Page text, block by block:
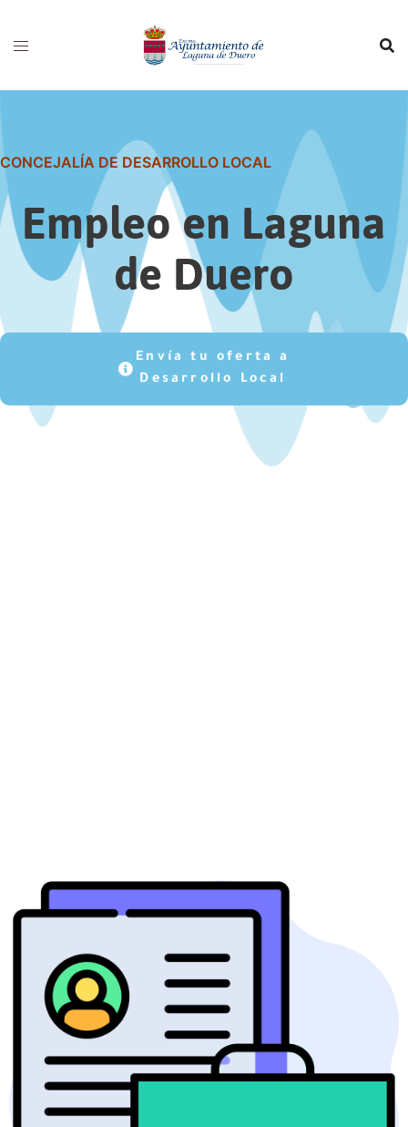
CONCEJALÍA DE DESARROLLO LOCAL
Empleo en Laguna
de Duero
Envía tu oferta a
Desarrollo Local